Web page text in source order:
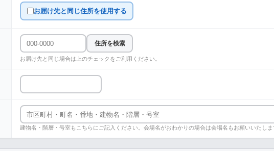
お届け先と同じ住所を使用する
住所を検索
お届け先と同じ場合は上のチェックをご利用ください。
建物名・階層・号室もこちらにご記入ください。会場名がおわかりの場合は会場名もお願いいたしま